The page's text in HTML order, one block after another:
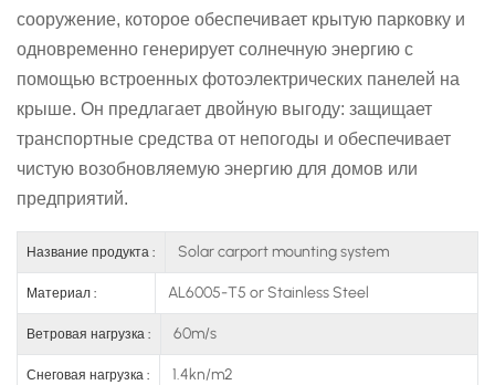
сооружение, которое обеспечивает крытую парковку и
одновременно генерирует солнечную энергию с
помощью встроенных фотоэлектрических панелей на
крыше. Он предлагает двойную выгоду: защищает
транспортные средства от непогоды и обеспечивает
чистую возобновляемую энергию для домов или
предприятий.
Название продукта : Solar carport mounting system
Материал : AL6005-T5 or Stainless Steel
Ветровая нагрузка : 60m/s
Снеговая нагрузка : 1.4kn/m2